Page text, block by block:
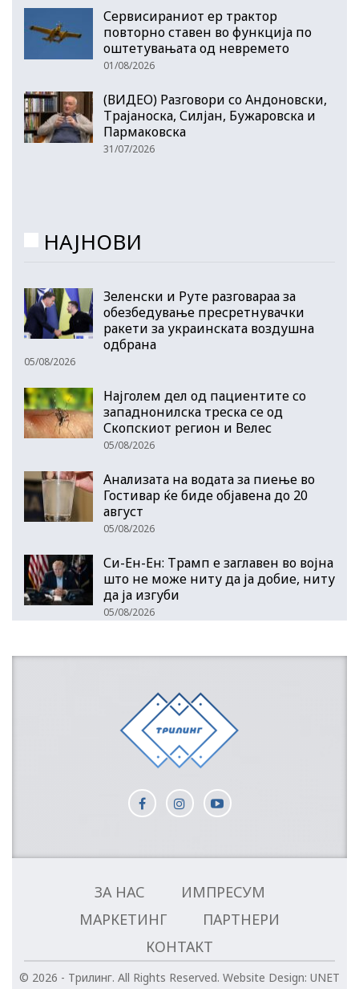
Сервисираниот ер трактор
повторно ставен во функција по
оштетувањата од невремето
01/08/2026
(ВИДЕО) Разговори со Андоновски,
Трајаноска, Силјан, Бужаровска и
Пармаковска
31/07/2026
НАЈНОВИ
Зеленски и Руте разговараа за
обезбедување пресретнувачки
ракети за украинската воздушна
одбрана
05/08/2026
Најголем дел од пациентите сo
западнонилска треска се од
Скопскиот регион и Велес
05/08/2026
Анализата на водата за пиење во
Гостивар ќе биде објавена до 20
август
05/08/2026
Си-Ен-Ен: Трамп е заглавен во војна
што не може ниту да ја добие, ниту
да ја изгуби
05/08/2026
ЗА НАС
ИМПРЕСУМ
МАРКЕТИНГ
ПАРТНЕРИ
КОНТАКТ
© 2026 - Трилинг. All Rights Reserved. Website Design: UNET